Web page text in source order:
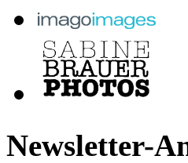
Newsletter-